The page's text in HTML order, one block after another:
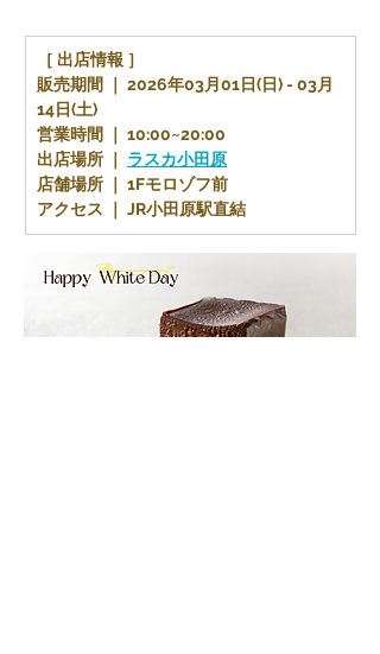
［ 出店情報 ］
販売期間 ｜ 2026年03月01日(日) - 03月
14日(土)
営業時間 ｜ 10:00~20:00
出店場所 ｜ ラスカ小田原
店舗場所 ｜ 1Fモロゾフ前
アクセス ｜ JR小田原駅直結